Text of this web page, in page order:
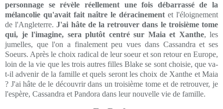
personnage se révèle réellement une fois débarrassé de la
mélancolie qu'avait fait naître le déracinement et l'éloignement
de l'Angleterre.J'ai hâte de la retrouver dans le troisième tome
qui, je l'imagine, sera plutôt centré sur Maia et Xanthe, les
jumelles, que l'on a finalement peu vues dans Cassandra et ses
Soeurs. Après le choix radical de leur soeur et son retour en Europe,
loin de la vie que les trois autres filles Blake se sont choisie, que va-
t-il advenir de la famille et quels seront les choix de Xanthe et Maia
? J'ai hâte de le découvrir dans un troisième tome et de retrouver, je
l'espère, Cassandra et Pandora dans leur nouvelle vie de famille.